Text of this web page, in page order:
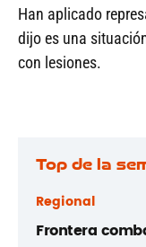
Han aplicado
dijo es una
con lesiones.
Top de la
Regional
Frontera